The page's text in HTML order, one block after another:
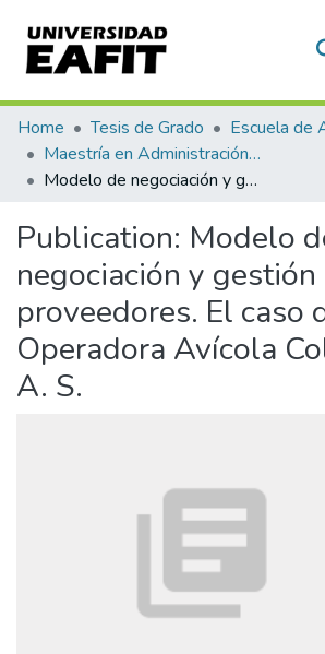
Communities & Collections
All of DSpace
Home Tesis de Grado
Escuela de
Maestría en Administración - MBA (tesis)
Modelo de negociación y gestión de proveedores. El caso de Operadora Avícola Colombia S. A. S.
Publication: Modelo
negociación y gestión
proveedores. El caso
Operadora Avícola
A. S.